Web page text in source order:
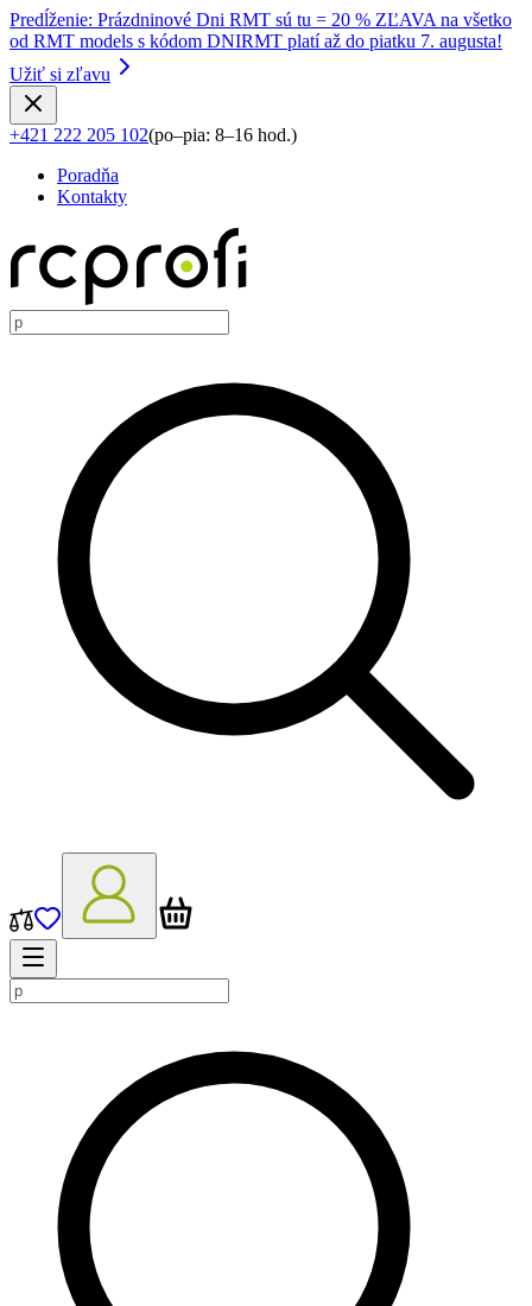
Predĺženie: Prázdninové Dni RMT sú tu = 20 % ZĽAVA na všetko
od RMT models s kódom DNIRMT platí až do piatku 7. augusta!
Užiť si zľavu
+421 222 205 102(po–pia: 8–16 hod.)
Poradňa
Kontakty